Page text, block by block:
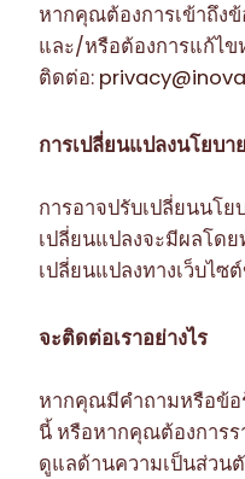
หากคุณต้องการเข้าถึง
และ/หรือต้องการแก้ไ
ติดต่อ:
การเปลี่ยนแปลงนโยบา
การอาจปรับเปลี่ยนนโ
เปลี่ยนแปลงจะมีผลโด
เปลี่ยนแปลงทางเว็บไซต์
จะติดต่อเราอย่างไร
หากคุณมีคำถามหรือข้อ
นี้ หรือหากคุณต้องการ
ดูแลด้านความเป็นส่วน